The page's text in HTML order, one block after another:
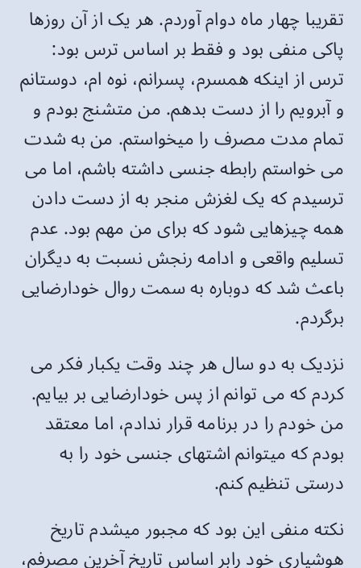
تقریبا چهار ماه دوام آوردم. هر یک از آن روزها
پاکی منفی بود و فقط بر اساس ترس بود:
ترس از اینکه همسرم، پسرانم، نوه ام، دوستانم
و آبرویم را از دست بدهم. من متشنج بودم و
تمام مدت مصرف را میخواستم. من به شدت
می خواستم رابطه جنسی داشته باشم، اما می
ترسیدم که یک لغزش منجر به از دست دادن
همه چیزهایی شود که برای من مهم بود. عدم
تسلیم واقعی و ادامه رنجش نسبت به دیگران
باعث شد که دوباره به سمت روال خودارضایی
برگردم.
نزدیک به دو سال هر چند وقت یکبار فکر می
کردم که می توانم از پس خودارضایی بر بیایم.
من خودم را در برنامه قرار ندادم، اما معتقد
بودم که میتوانم اشتهای جنسی خود را به
درستی تنظیم کنم.
نکته منفی این بود که مجبور میشدم تاریخ
هوشیاری خود رابر اساس تاریخ آخرین مصرفم،